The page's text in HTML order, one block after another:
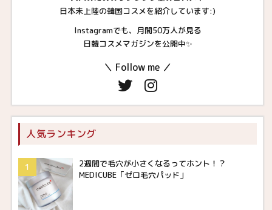
日本未上陸の韓国コスメを紹介しています:)
Instagramでも、月間50万人が見る
日韓コスメマガジンを公開中✨
＼ Follow me ／
人気ランキング
2週間で毛穴が小さくなるってホント！？
MEDICUBE「ゼロ毛穴パッド」